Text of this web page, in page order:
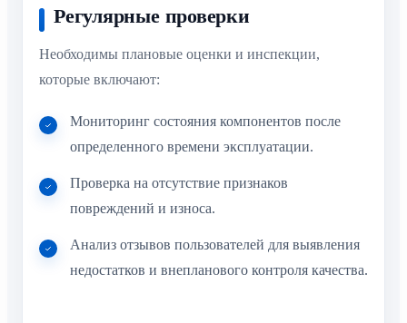
Регулярные проверки
Необходимы плановые оценки и инспекции,
которые включают:
Мониторинг состояния компонентов после
определенного времени эксплуатации.
Проверка на отсутствие признаков
повреждений и износа.
Анализ отзывов пользователей для выявления
недостатков и внепланового контроля качества.